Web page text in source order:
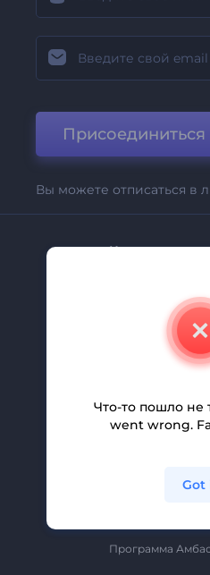
Присоединиться
Вы можете отписаться в
Компания
Свяжитесь С
Помощь И
Партнерская
Политика
Программа
Что-то пошло не
went wrong.
Got